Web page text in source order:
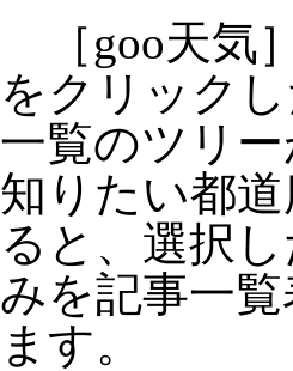
［goo天気
をクリック
一覧のツリ
知りたい都
ると、選択
みを記事一
ます。